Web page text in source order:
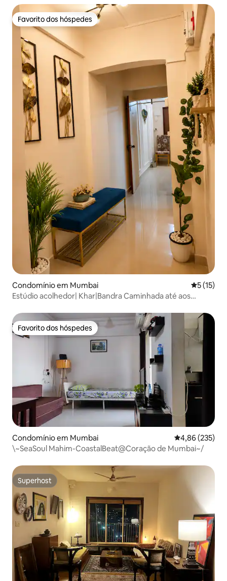
Favorito dos hóspedes
Favorito dos hóspedes
Condomínio em Mumbai
5 (15)
Estúdio acolhedor| Khar|Bandra Caminhada até aos
Favorito dos hóspedes
Favorito dos hóspedes
Condomínio em Mumbai Classificação
4,86 (235)
\~SeaSoul Mahim-CoastalBeat@Coração de Mumbai~/
Superhost
Superhost